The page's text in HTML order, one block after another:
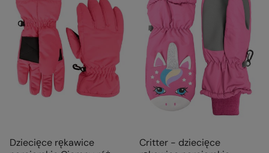
Dziecięce rękawice
Critter - dziecięce